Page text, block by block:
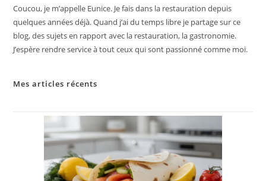
Coucou, je m’appelle Eunice. Je fais dans la restauration depuis
quelques années déjà. Quand j’ai du temps libre je partage sur ce
blog, des sujets en rapport avec la restauration, la gastronomie.
J’espère rendre service à tout ceux qui sont passionné comme moi.
Mes articles récents